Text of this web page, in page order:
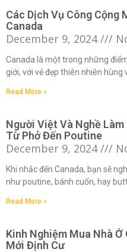
Các Dịch Vụ Công Cộng
Canada
December 9, 2024
Canada là một trong những
giới, với vẻ đẹp thiên nhiên hùng
Read More »
Người Việt Và Nghề Làm
Từ Phở Đến Poutine
December 9, 2024
Khi nhắc đến Canada, bạn sẽ
như poutine, bánh cuốn, hay
Read More »
Kinh Nghiệm Mua Nhà
Mới Định Cư